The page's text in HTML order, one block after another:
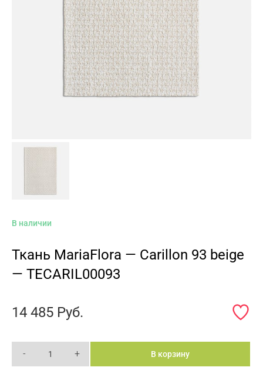
В наличии
Ткань MariaFlora — Carillon 93 beige
— TECARIL00093
14 485 Руб.
- + В корзину